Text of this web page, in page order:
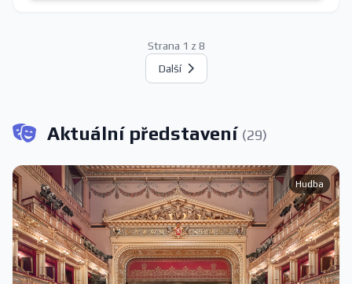
Strana 1 z 8
Další
Aktuální představení (29)
Hudba